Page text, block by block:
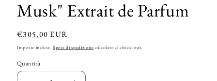
Musk" Extrait de Parfum
Prezzo
di
€305,00 EUR
Imposte incluse. Spese di spedizione calcolate al check-out.
Quantità